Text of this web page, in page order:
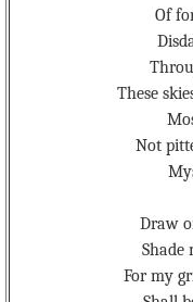
Of
These
Not
Draw
Shade
For my